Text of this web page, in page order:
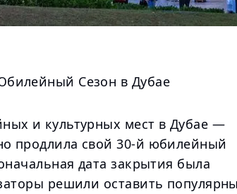
Сезон в Дубае
и культурных мест в Дубае —
продлила свой 30-й юбилейный
дата закрытия была
решили оставить